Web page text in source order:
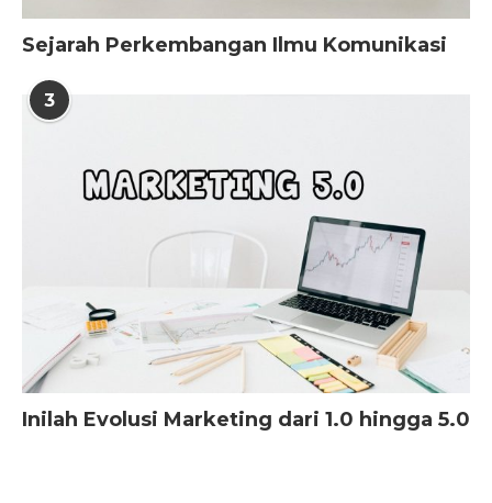
Sejarah Perkembangan Ilmu Komunikasi
3
Inilah Evolusi Marketing dari 1.0 hingga 5.0